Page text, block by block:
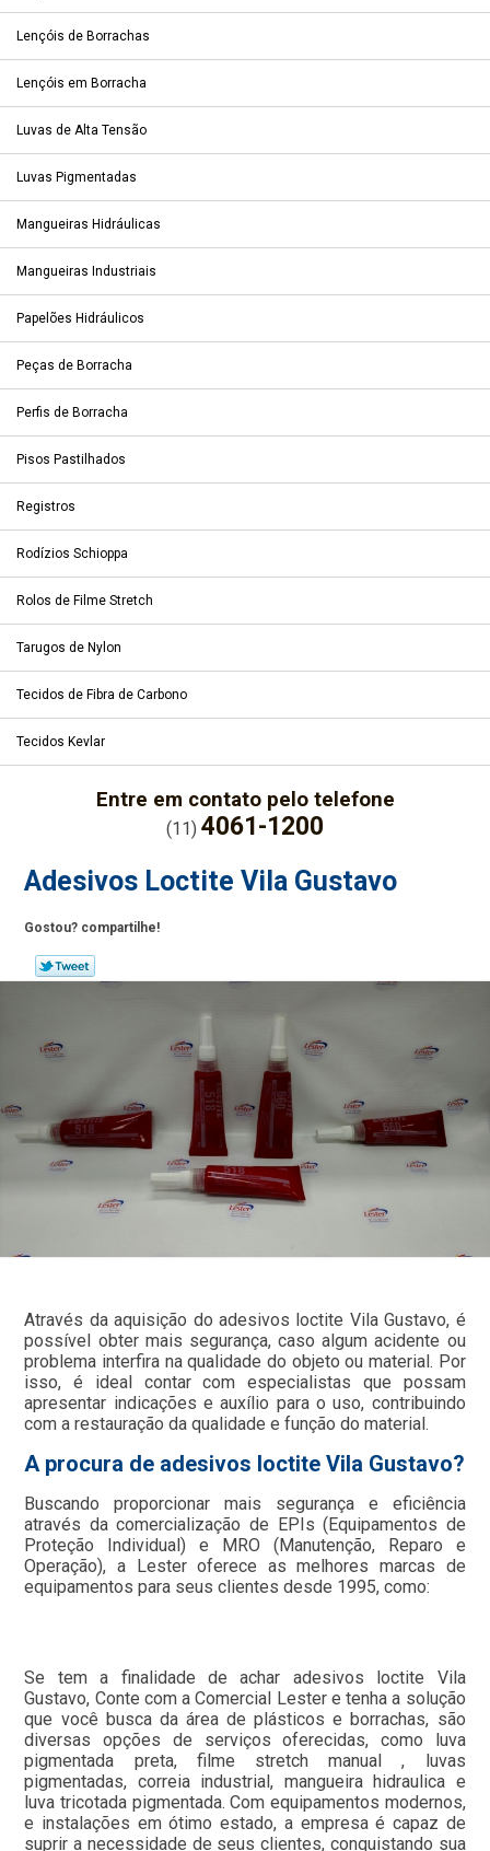
Lençóis de Borrachas
Lençóis em Borracha
Luvas de Alta Tensão
Luvas Pigmentadas
Mangueiras Hidráulicas
Mangueiras Industriais
Papelões Hidráulicos
Peças de Borracha
Perfis de Borracha
Pisos Pastilhados
Registros
Rodízios Schioppa
Rolos de Filme Stretch
Tarugos de Nylon
Tecidos de Fibra de Carbono
Tecidos Kevlar
Entre em contato pelo telefone
(11) 4061-1200
Adesivos Loctite Vila Gustavo
Gostou? compartilhe!
Através da aquisição do adesivos loctite Vila Gustavo, é
possível obter mais segurança, caso algum acidente ou
problema interfira na qualidade do objeto ou material. Por
isso, é ideal contar com especialistas que possam
apresentar indicações e auxílio para o uso, contribuindo
com a restauração da qualidade e função do material.
A procura de adesivos loctite Vila Gustavo?
Buscando proporcionar mais segurança e eficiência
através da comercialização de EPIs (Equipamentos de
Proteção Individual) e MRO (Manutenção, Reparo e
Operação), a Lester oferece as melhores marcas de
equipamentos para seus clientes desde 1995, como:
Se tem a finalidade de achar adesivos loctite Vila
Gustavo, Conte com a Comercial Lester e tenha a solução
que você busca da área de plásticos e borrachas, são
diversas opções de serviços oferecidas, como luva
pigmentada preta, filme stretch manual , luvas
pigmentadas, correia industrial, mangueira hidraulica e
luva tricotada pigmentada. Com equipamentos modernos,
e instalações em ótimo estado, a empresa é capaz de
suprir a necessidade de seus clientes, conquistando sua